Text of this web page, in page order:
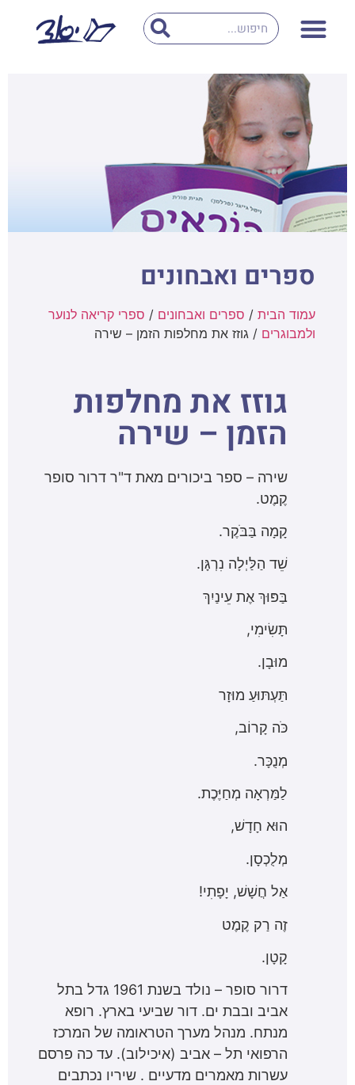
ספרים ואבחונים
עמוד הבית / ספרים ואבחונים / ספרי קריאה לנוער
ולמבוגרים / גוזז את מחלפות הזמן – שירה
גוזז את מחלפות
הזמן – שירה
שירה – ספר ביכורים מאת ד"ר דרור סופר
קֶמֶט.
קָמָה בַּבֹּקֶר.
שֵׁד הַלַּיְלָה נִרְגָּן.
בַּפּוּךְ אֶת עֵינַיִךְ
תָּשִׂימִי,
מוּבָן.
תַּעְתּוּעַ מוּזָר
כֹּה קָרוֹב,
מְנֻכָּר.
לַמַּרְאָה מְחַיֶּכֶת.
הוּא חָדָשׁ,
מְלֻכְסָן.
אַל חֲשָׁשׁ, יָפָתִי!
זֶה רַק קֶמֶט
קָטָן.
דרור סופר – נולד בשנת 1961 גדל בתל
אביב ובבת ים. דור שביעי בארץ. רופא
מנתח. מנהל מערך הטראומה של המרכז
הרפואי תל – אביב (איכילוב). עד כה פרסם
עשרות מאמרים מדעיים . שיריו נכתבים